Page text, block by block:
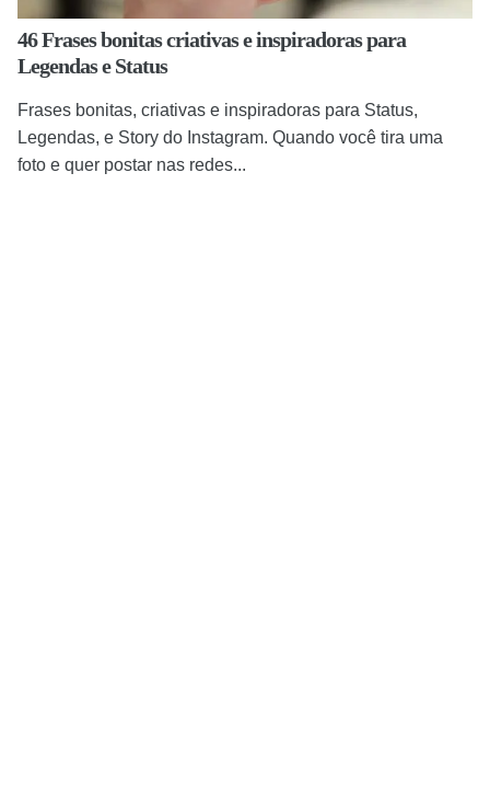
46 Frases bonitas criativas e inspiradoras para
Legendas e Status
Frases bonitas, criativas e inspiradoras para Status,
Legendas, e Story do Instagram. Quando você tira uma
foto e quer postar nas redes...